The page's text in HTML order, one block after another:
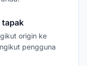
tapak
origin ke
pengguna